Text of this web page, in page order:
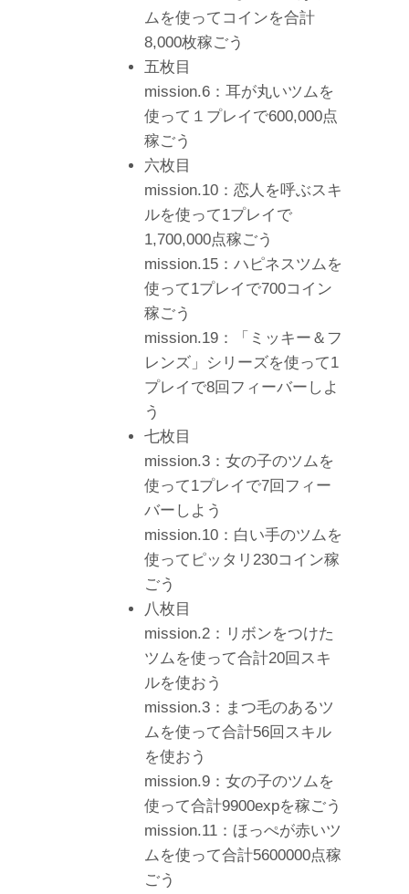
ムを使ってコインを合計
8,000枚稼ごう
五枚目
mission.6：耳が丸いツムを
使って１プレイで600,000点
稼ごう
六枚目
mission.10：恋人を呼ぶスキ
ルを使って1プレイで
1,700,000点稼ごう
mission.15：ハピネスツムを
使って1プレイで700コイン
稼ごう
mission.19：「ミッキー＆フ
レンズ」シリーズを使って1
プレイで8回フィーバーしよ
う
七枚目
mission.3：女の子のツムを
使って1プレイで7回フィー
バーしよう
mission.10：白い手のツムを
使ってピッタリ230コイン稼
ごう
八枚目
mission.2：リボンをつけた
ツムを使って合計20回スキ
ルを使おう
mission.3：まつ毛のあるツ
ムを使って合計56回スキル
を使おう
mission.9：女の子のツムを
使って合計9900expを稼ごう
mission.11：ほっぺが赤いツ
ムを使って合計5600000点稼
ごう